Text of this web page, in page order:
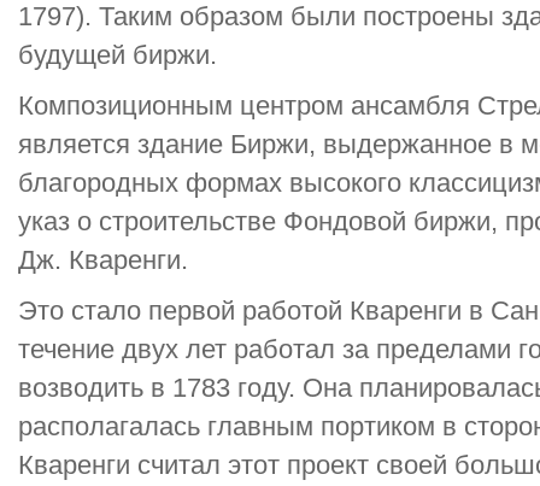
1797). Таким образом были построены
будущей биржи.
Композиционным центром ансамбля
является здание Биржи, выдержанное в
благородных формах высокого
указ о строительстве Фондовой биржи,
Дж. Кваренги.
Это стало первой работой Кваренги в
течение двух лет работал за пределами
возводить в 1783 году. Она
располагалась главным портиком в
Кваренги считал этот проект своей